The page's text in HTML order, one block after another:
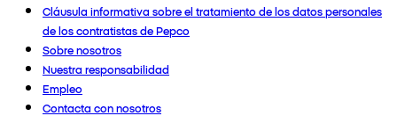
Cláusula informativa sobre el tratamiento de los datos personales
de los contratistas de Pepco
Sobre nosotros
Nuestra responsabilidad
Empleo
Contacta con nosotros